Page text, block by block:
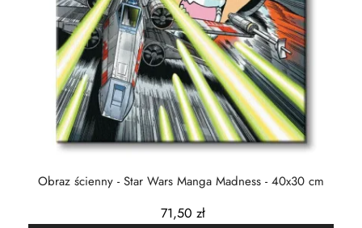
Obraz ścienny - Star Wars Manga Madness - 40x30 cm
71,50 zł